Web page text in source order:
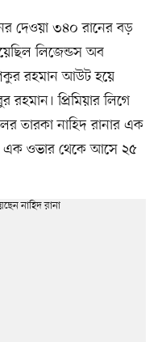
দেওয়া ৩৪০ রানের বড়
লিজেন্ডস অব
রহমান আউট হয়ে
প্রিমিয়ার লিগে
তারকা নাহিদ রানার এক
ওভার থেকে আসে ২৫